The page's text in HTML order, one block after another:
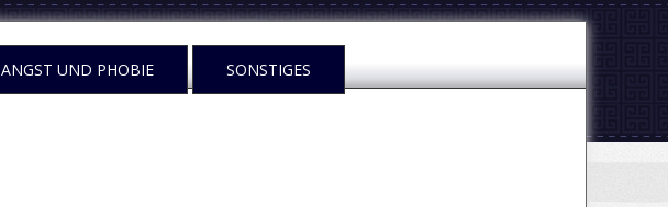
ANGST UND PHOBIE SONSTIGES